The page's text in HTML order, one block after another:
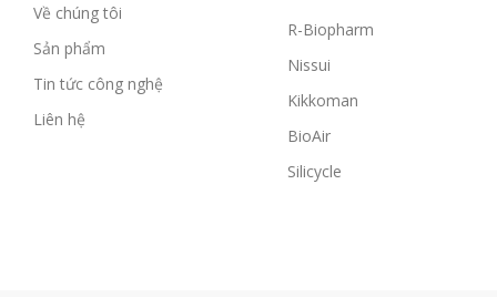
Về chúng tôi
Sản phẩm
Tin tức công nghệ
Liên hệ
R-Biopharm
Nissui
Kikkoman
BioAir
Silicycle